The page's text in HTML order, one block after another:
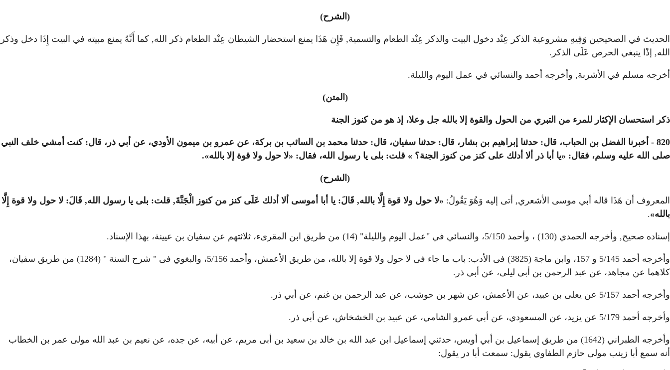
(الشرح)
الحديث في الصحيحين وَفِيهِ مشروعية الذكر عِنْد دخول البيت والذكر عِنْد الطعام والتسمية, فَإِن هَذَا يمنع استحضار الشيطان عِنْد الطعام ذكر الله, كما أَنَّهُ يمنع مبيته في البيت إِذَا دخل وذكر
الله, إذًا ينبغي الحرص عَلَى الذكر.
أخرجه مسلم في الأشربة, وأخرجه أحمد والنسائي في عمل اليوم والليلة.
(المتن)
ذكر استحسان الإكثار للمرء من التبري من الحول والقوة إلا بالله جل وعلا، إذ هو من كنوز الجنة
820 - أخبرنا الفضل بن الحباب، قال: حدثنا إبراهيم بن بشار، قال: حدثنا سفيان، قال: حدثنا محمد بن السائب بن بركة، عن عمرو بن ميمون الأودي، عن أبي ذر، قال: كنت أمشي خلف النبي
صلى الله عليه وسلم، فقال: «يا أبا ذر ألا أدلك على كنز من كنوز الجنة؟ » قلت: بلى يا رسول الله، فقال: «لا حول ولا قوة إلا بالله».
(الشرح)
المعروف أن هَذَا قاله أبي موسى الأشعري, أتى إليه وَهُوَ يَقُولُ: «لا حول ولا قوة إِلَّا بالله, قَالَ: يا أبا أموسى ألا أدلك عَلَى كنز من كنوز الْجَنَّةَ, قلت: بلى يا رسول الله, قَالَ: لا حول ولا قوة إِلَّا
بالله».
إسناده صحيح, وأخرجه الحمدي (130) ، وأحمد 5/150، والنسائي في "عمل اليوم والليلة" (14) من طريق ابن المقرىء، ثلاثتهم عن سفيان بن عيينة، بهذا الإسناد.
وأخرجه أحمد 5/145 و 157، وابن ماجة (3825) فى الأدب: باب ما جاء فى لا حول ولا قوة إلا بالله، من طريق الأعمش، وأحمد 5/156، والبغوي فى " شرح السنة " (1284) من طريق سفيان،
كلاهما عن مجاهد، عن عبد الرحمن بن أبي ليلى، عن أبي ذر.
وأخرجه أحمد 5/157 عن يعلى بن عبيد، عن الأعمش، عن شهر بن حوشب، عن عبد الرحمن بن غنم، عن أبي ذر.
وأخرجه أحمد 5/179 عن يزيد، عن المسعودي، عن أبي عمرو الشامي، عن عبيد بن الخشخاش، عن أبي ذر.
وأخرجه الطبراني (1642) من طريق إسماعيل بن أبي أويس، حدثني إسماعيل ابن عبد الله بن خالد بن سعيد بن أبى مريم، عن أبيه، عن جده، عن نعيم بن عبد الله مولى عمر بن الخطاب
أنه سمع أبا زينب مولى حازم الطفاوي يقول: سمعت أبا در يقول: